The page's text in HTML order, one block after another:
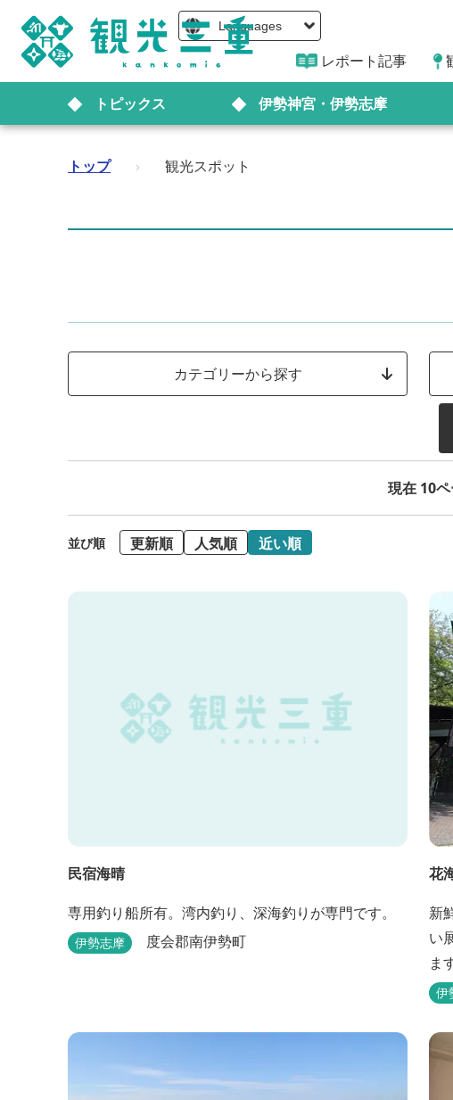
Languages
レポート記事
トピックス 伊勢神宮・伊勢志摩
トップ › 観光スポット
カテゴリーから探す
現在 10
並び順 更新順 人気順 近い順
民宿海晴
専用釣り船所有。湾内釣り、深海釣りが専門です。
伊勢志摩 度会郡南伊勢町
花
新
い
ま
伊